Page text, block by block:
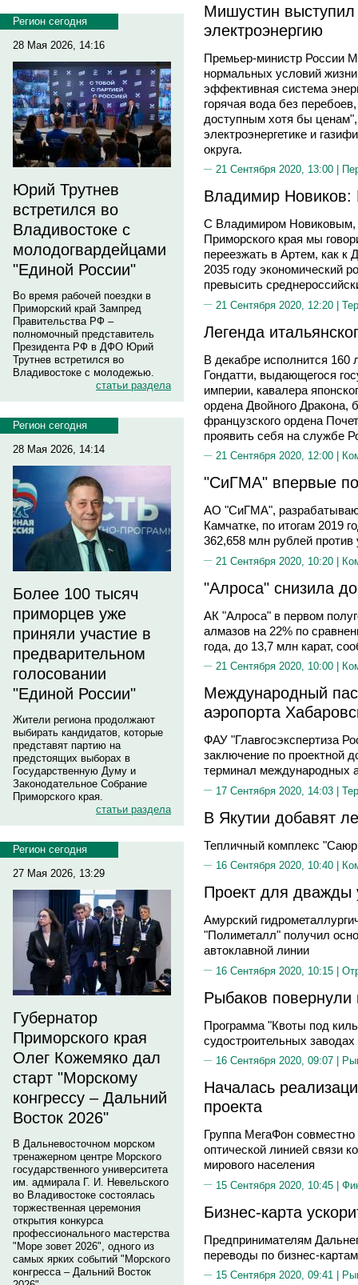
Регион сегодня
28 Мая 2026, 14:16
Юрий Трутнев
встретился во
Владивостоке с
молодогвардейцами
"Единой России"
Во время рабочей поездки в
Приморский край Зампред
Правительства РФ –
полномочный представитель
Президента РФ в ДФО Юрий
Трутнев встретился во
Владивостоке с молодежью.
статьи раздела
Регион сегодня
28 Мая 2026, 14:14
Более 100 тысяч
приморцев уже
приняли участие в
предварительном
голосовании
"Единой России"
Жители региона продолжают
выбирать кандидатов, которые
представят партию на
предстоящих выборах в
Государственную Думу и
Законодательное Собрание
Приморского края.
статьи раздела
Регион сегодня
27 Мая 2026, 13:29
Губернатор
Приморского края
Олег Кожемяко дал
старт "Морскому
конгрессу – Дальний
Восток 2026"
В Дальневосточном морском
тренажерном центре Морского
государственного университета
им. адмирала Г. И. Невельского
во Владивостоке состоялась
торжественная церемония
открытия конкурса
профессионального мастерства
"Море зовет 2026", одного из
самых ярких событий "Морского
конгресса – Дальний Восток
Мишустин выступил
электроэнергию
Премьер-министр России
нормальных условий
эффективная система
горячая вода без
доступным хотя бы
электроэнергетике и
округа.
21 Сентября 2020, 13:00 |
Владимир Новиков:
С Владимиром Новиковым,
Приморского края мы
переезжать в Артем, как
2035 году экономический
превысить
21 Сентября 2020, 12:20 |
Легенда
В декабре исполнится 160
Гондатти, выдающегося
империи, кавалера
ордена Двойного Дракона,
французского ордена
проявить себя на службе
21 Сентября 2020, 12:00 |
"СиГМА" впервые
АО "СиГМА",
Камчатке, по итогам 2019
362,658 млн рублей
21 Сентября 2020, 10:20 |
"Алроса" снизила
АК "Алроса" в первом
алмазов на 22% по
года, до 13,7 млн карат,
21 Сентября 2020, 10:00 |
Международный
аэропорта
ФАУ "Главгосэкспертиза
заключение по проектной
терминал международных
17 Сентября 2020, 14:03 |
В Якутии добавят
Тепличный комплекс
16 Сентября 2020, 10:40 |
Проект для дважды
Амурский
"Полиметалл" получил
автоклавной линии
16 Сентября 2020, 10:15 |
Рыбаков
Программа "Квоты под
судостроительных заводах
16 Сентября 2020, 09:07 |
Началась
проекта
Группа МегаФон
оптической линией связи
мирового населения
15 Сентября 2020, 10:45 |
Бизнес-карта
Предпринимателям
переводы по бизнес-картам
15 Сентября 2020, 09:41 |